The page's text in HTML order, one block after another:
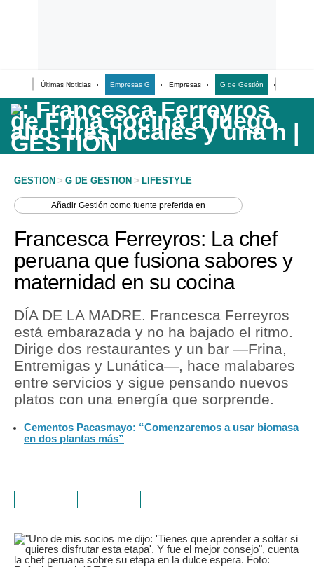
Últimas Noticias Empresas G Empresas G de Gestión
Últimas Noticias
Casos de Estudio
Columnistas
Lifestyle
GESTION > G DE GESTION > LIFESTYLE
AñadirGestión como fuente preferida en
Francesca Ferreyros: La chef
peruana que fusiona sabores y
maternidad en su cocina
DÍA DE LA MADRE. Francesca Ferreyros
está embarazada y no ha bajado el ritmo.
Dirige dos restaurantes y un bar —Frina,
Entremigas y Lunática—, hace malabares
entre servicios y sigue pensando nuevos
platos con una energía que sorprende.
Cementos Pacasmayo: “Comenzaremos a usar biomasa
en dos plantas más”